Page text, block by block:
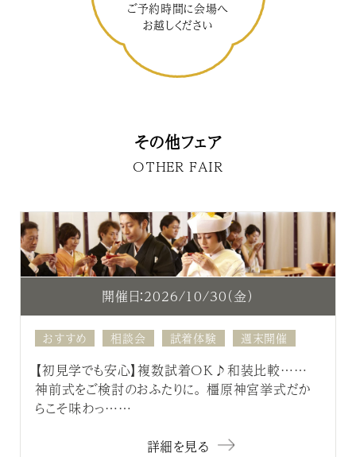
ご予約時間に会場へ
お越しください
その他フェア
OTHER FAIR
開催日：2026/10/30（金）
おすすめ 相談会 試着体験 週末開催
【初見学でも安心】複数試着OK♪和装比較……
神前式をご検討のおふたりに。 橿原神宮挙式だか
らこそ味わっ……
詳細を見る